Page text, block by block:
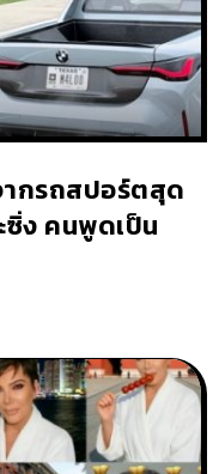
กรถสปอร์ตสุด
ซิ่ง คนพูดเป็น